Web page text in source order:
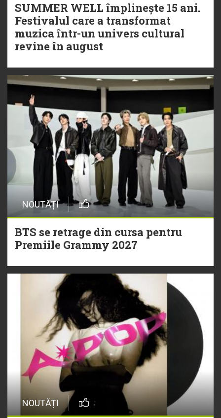
SUMMER WELL împlinește 15 ani.
Festivalul care a transformat
muzica într-un univers cultural
revine în august
NOUTĂȚI
BTS se retrage din cursa pentru
Premiile Grammy 2027
NOUTĂȚI